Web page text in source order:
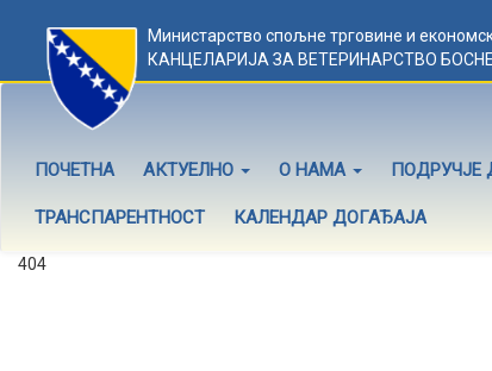
Министарство спољне трговине и
КАНЦЕЛАРИЈА ЗА ВЕТЕРИНАРСТВО
ПОЧЕТНА АКТУЕЛНО О НАМА
ТРАНСПАРЕНТНОСТ КАЛЕНДАР ДОГАЂАЈА
404